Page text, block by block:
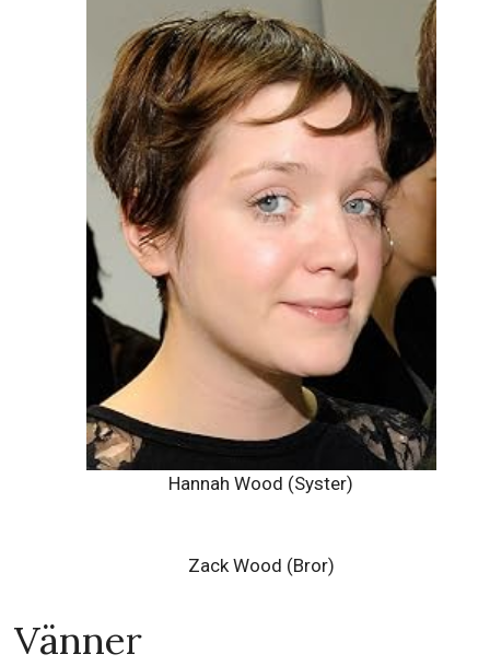
Hannah Wood (Syster)
Zack Wood (Bror)
Vänner